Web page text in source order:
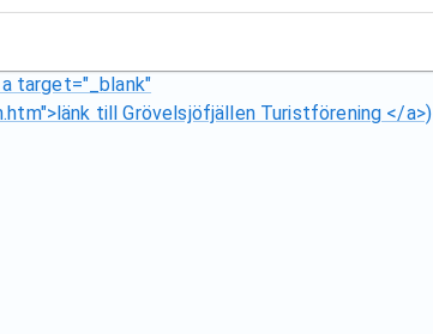
target="_blank"
till Grövelsjöfjällen Turistförening </a>)